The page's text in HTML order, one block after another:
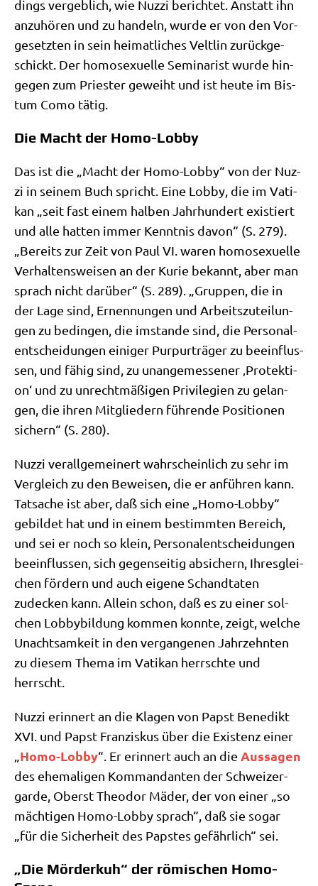
dings ver­geb­lich, wie Nuz­zi berich­tet. Anstatt ihn
anzu­hö­ren und zu han­deln, wur­de er von den Vor­
ge­setz­ten in sein hei­mat­li­ches Velt­lin zurück­ge­
schickt. Der homo­se­xu­el­le Semi­na­rist wur­de hin­
ge­gen zum Prie­ster geweiht und ist heu­te im Bis­
tum Como tätig.
Die Macht der Homo-Lobby
Das ist die „Macht der Homo-Lob­by“ von der Nuz­
zi in sei­nem Buch spricht. Eine Lob­by, die im Vati­
kan „seit fast einem hal­ben Jahr­hun­dert exi­stiert
und alle hat­ten immer Kennt­nis davon“ (S. 279).
„Bereits zur Zeit von Paul VI. waren homo­se­xu­el­le
Ver­hal­tens­wei­sen an der Kurie bekannt, aber man
sprach nicht dar­über“ (S. 289). „Grup­pen, die in
der Lage sind, Ernen­nun­gen und Arbeits­zu­tei­lun­
gen zu bedin­gen, die imstan­de sind, die Per­so­nal­
ent­schei­dun­gen eini­ger Pur­pur­trä­ger zu beein­flus­
sen, und fähig sind, zu unan­ge­mes­se­ner ‚Pro­tek­ti­
on‘ und zu unrecht­mä­ßi­gen Pri­vi­le­gi­en zu gelan­
gen, die ihren Mit­glie­dern füh­ren­de Posi­tio­nen
sichern“ (S. 280).
Nuz­zi ver­all­ge­mei­nert wahr­schein­lich zu sehr im
Ver­gleich zu den Bewei­sen, die er anfüh­ren kann.
Tat­sa­che ist aber, daß sich eine „Homo-Lob­by“
gebil­det hat und in einem bestimm­ten Bereich,
und sei er noch so klein, Per­so­nal­ent­schei­dun­gen
beein­flus­sen, sich gegen­sei­tig absi­chern, Ihres­glei­
chen för­dern und auch eige­ne Schand­ta­ten
zudecken kann. Allein schon, daß es zu einer sol­
chen Lob­by­bil­dung kom­men konn­te, zeigt, wel­che
Unacht­sam­keit in den ver­gan­ge­nen Jahr­zehn­ten
zu die­sem The­ma im Vati­kan herrsch­te und
herrscht.
Nuz­zi erin­nert an die Kla­gen von Papst Bene­dikt
XVI. und Papst Fran­zis­kus über die Exi­stenz einer
Homo-Lob­by“. Er erin­nert auch an die Aus­sa­gen
des ehe­ma­li­gen Kom­man­dan­ten der Schwei­zer­
gar­de, Oberst Theo­dor Mäder, der von einer „so
mäch­ti­gen Homo-Lob­by sprach“, daß sie sogar
„für die Sicher­heit des Pap­stes gefähr­lich“ sei.
„Die Mörderkuh“ der römischen Homo-